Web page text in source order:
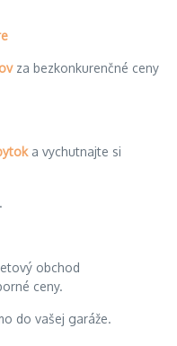
za bezkonkurenčné ceny
a vychutnajte si
obchod
ceny.
do vašej garáže.